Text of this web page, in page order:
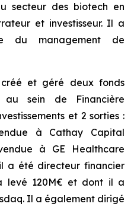
secteur des biotech en
et investisseur. Il a
du management de
et géré deux fonds
au sein de Financière
et 2 sorties :
à Cathay Capital
à GE Healthcare
a été directeur financier
levé 120M€ et dont il a
Il a également dirigé